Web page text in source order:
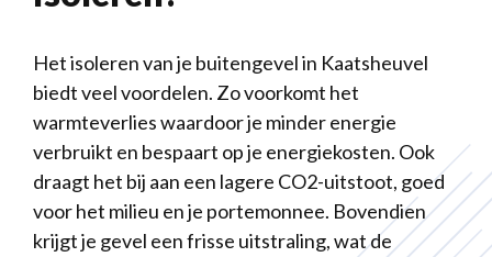
Het isoleren van je buitengevel in Kaatsheuvel
biedt veel voordelen. Zo voorkomt het
warmteverlies waardoor je minder energie
verbruikt en bespaart op je energiekosten. Ook
draagt het bij aan een lagere CO2-uitstoot, goed
voor het milieu en je portemonnee. Bovendien
krijgt je gevel een frisse uitstraling, wat de